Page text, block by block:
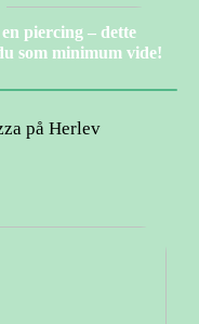
piercing – dette
som minimum vide!
på Herlev